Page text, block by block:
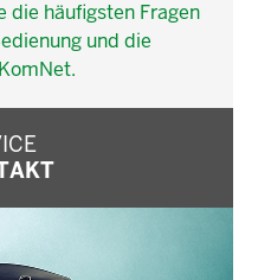
die häufigsten Fragen
und die